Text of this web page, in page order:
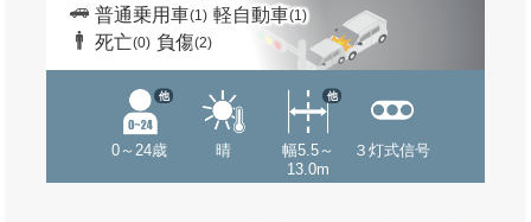
普通乗用車(1) 軽自動車(1)
死亡(0) 負傷(2)
0～24歳
他
晴
幅5.5～
13.0m
他
３灯式信号